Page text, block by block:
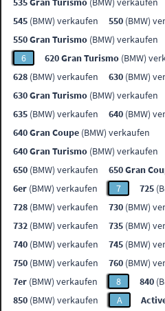
545 (BMW) verkaufen 550 (BMW)
550 Gran Turismo (BMW) verkaufen
6
620 Gran Turismo (BMW)
628 (BMW) verkaufen 630 (BMW)
630 Gran Turismo (BMW) verkaufen
635 (BMW) verkaufen 640 (BMW)
640 Gran Coupe (BMW) verkaufen
640 Gran Turismo (BMW) verkaufen
650 (BMW) verkaufen 650 Gran
6er (BMW) verkaufen 7 725
728 (BMW) verkaufen 730 (BMW)
732 (BMW) verkaufen 735 (BMW)
740 (BMW) verkaufen 745 (BMW)
750 (BMW) verkaufen 760 (BMW)
7er (BMW) verkaufen 8 840
850 (BMW) verkaufen A